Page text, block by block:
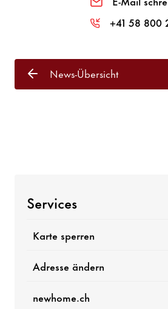
+41 58 800
News-Übersicht
Services
Karte sperren
Adresse ändern
newhome.ch